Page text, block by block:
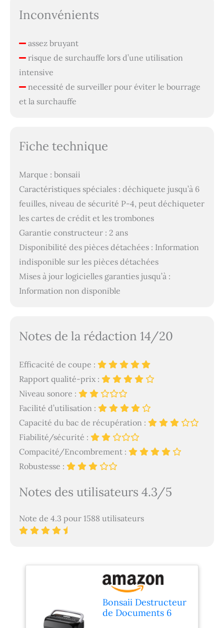
Inconvénients
assez bruyant
risque de surchauffe lors d’une utilisation
intensive
necessité de surveiller pour éviter le bourrage
et la surchauffe
Fiche technique
Marque : bonsaii
Caractéristiques spéciales : déchiquete jusqu’à 6
feuilles, niveau de sécurité P-4, peut déchiqueter
les cartes de crédit et les trombones
Garantie constructeur : 2 ans
Disponibilité des pièces détachées : Information
indisponible sur les pièces détachées
Mises à jour logicielles garanties jusqu’à :
Information non disponible
Notes de la rédaction 14/20
Efficacité de coupe :
Rapport qualité-prix :
Niveau sonore :
Facilité d’utilisation :
Capacité du bac de récupération :
Fiabilité/sécurité :
Compacité/Encombrement :
Robustesse :
Notes des utilisateurs 4.3/5
Note de 4.3 pour 1588 utilisateurs
Bonsaii Destructeur
de Documents 6